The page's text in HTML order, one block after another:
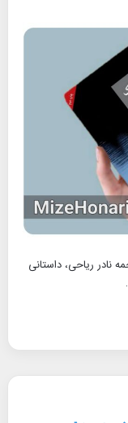
نادر ریاحی، داستانی